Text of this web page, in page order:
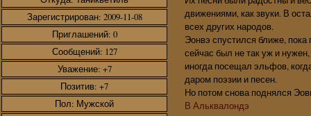
Зарегистрирован: 2009-11-08
Приглашений: 0
Сообщений: 127
Уважение: +7
Позитив: +7
Пол: Мужской
движениями, как звуки. В
всех других народов.
Эонвэ спустился ближе, пока
сейчас был не так уж и
иногда посещал эльфов,
даром поэзии и песен.
Но потом снова поднялся
В Альквалондэ